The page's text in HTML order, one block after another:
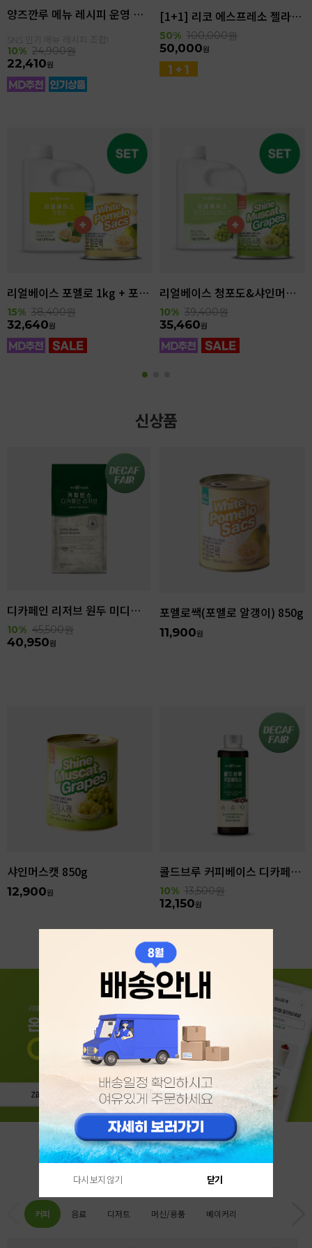
양즈깐루 메뉴 레시피 운영 세트
SNS 인기 메뉴 레시피 조합!
10% 24,900원
22,410원
[1+1] 리코 에스프레소 젤라또 4kg(4.6L)
50% 100,000원
50,000원
리얼베이스 포멜로 1kg + 포멜로쌕 850g SET
15% 38,400원
32,640원
리얼베이스 청포도&샤인머스캣 1kg + 샤인머스캣 850g SET
10% 39,400원
35,460원
신상품
디카페인 리저브 원두 미디엄다크 로스팅 1kg
10% 45,500원
40,950원
포멜로쌕(포멜로 알갱이) 850g
11,900원
샤인머스캣 850g
12,900원
콜드브루 커피베이스 디카페인 리저브 440ml
10% 13,500원
12,150원
카테고리 베스트
커피 음료 디저트 머신/용품 베이커리
다시 보지 않기 닫기